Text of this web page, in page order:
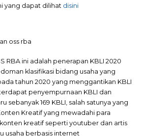
yang dapat dilihat disini
oss rba
RBA ini adalah penerapan KBLI 2020
klasifikasi bidang usaha yang
tahun 2020 yang menggantikan KBLI
terdapat penyempurnaan KBLI dan
sebanyak 169 KBLI, salah satunya yang
Kreatif yang mewadahi para
kreatif seperti youtuber dan artis
usaha berbasis internet